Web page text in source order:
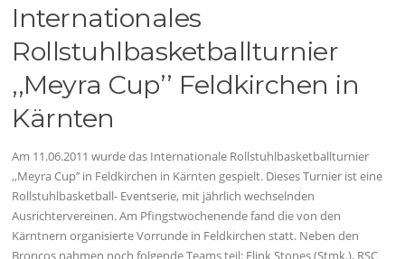
Internationales
Rollstuhlbasketballturnier
,,Meyra Cup’’ Feldkirchen in
Kärnten
Am 11.06.2011 wurde das Internationale Rollstuhlbasketballturnier
,,Meyra Cup’’ in Feldkirchen in Kärnten gespielt. Dieses Turnier ist eine
Rollstuhlbasketball- Eventserie, mit jährlich wechselnden
Ausrichtervereinen. Am Pfingstwochenende fand die von den
Kärntnern organisierte Vorrunde in Feldkirchen statt. Neben den
Broncos nahmen noch folgende Teams teil: Flink Stones (Stmk.), RSC